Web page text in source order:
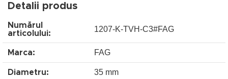
Detalii produs
Numărul
articolului:
1207-K-TVH-C3#FAG
Marca: FAG
Diametru: 35 mm